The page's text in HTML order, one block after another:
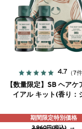
4.7 （7
【数量限定】SB ヘアケ
イアル キット(香り：
期間限定特別価格
3,960円(税込) →